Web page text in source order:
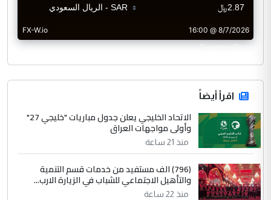
CurrencyRate
اقرأ أيضاً
الاتحاد الخليجي يعلن جدول مباريات "خليجي 27"
وأولى مواجهات العراق
منذ 21 ساعة
(796) الف مستفيد من خدمات قسم التنمية
والتأهيل الاجتماعي للشباب في الزيارة الارب...
منذ 22 ساعة